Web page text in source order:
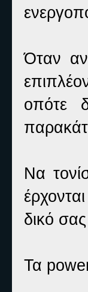
Όταν
οπότε
Να
δικό
Τα